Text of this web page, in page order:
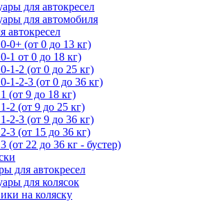
для автокресел
для автомобиля
автокресел
0+ (от 0 до 13 кг)
1 от 0 до 18 кг)
1-2 (от 0 до 25 кг)
1-2-3 (от 0 до 36 кг)
(от 9 до 18 кг)
2 (от 9 до 25 кг)
2-3 (от 9 до 36 кг)
3 (от 15 до 36 кг)
(от 22 до 36 кг - бустер)
для автокресел
для колясок
на коляску